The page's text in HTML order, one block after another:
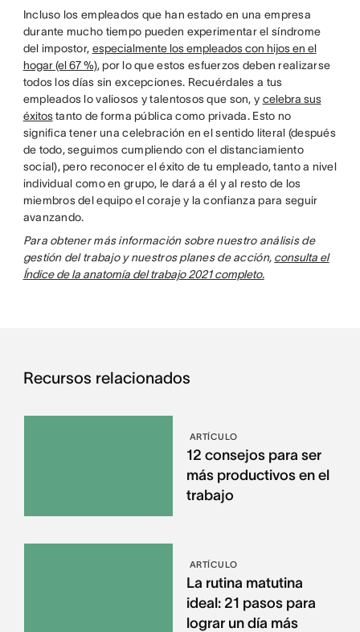
Incluso los empleados que han estado en una empresa
durante mucho tiempo pueden experimentar el síndrome
del impostor, especialmente los empleados con hijos en el
hogar (el 67 %), por lo que estos esfuerzos deben realizarse
todos los días sin excepciones. Recuérdales a tus
empleados lo valiosos y talentosos que son, y celebra sus
éxitostanto de forma pública como privada. Esto no
significa tener una celebración en el sentido literal (después
de todo, seguimos cumpliendo con el distanciamiento
social), pero reconocer el éxito de tu empleado, tanto a nivel
individual como en grupo, le dará a él y al resto de los
miembros del equipo el coraje y la confianza para seguir
avanzando.
Para obtener más información sobre nuestro análisis de
gestión del trabajo y nuestros planes de acción, consulta el
Índice de la anatomía del trabajo 2021 completo.
Recursos relacionados
ARTÍCULO
12 consejos para ser
más productivos en el
trabajo
ARTÍCULO
La rutina matutina
ideal: 21 pasos para
lograr un día más